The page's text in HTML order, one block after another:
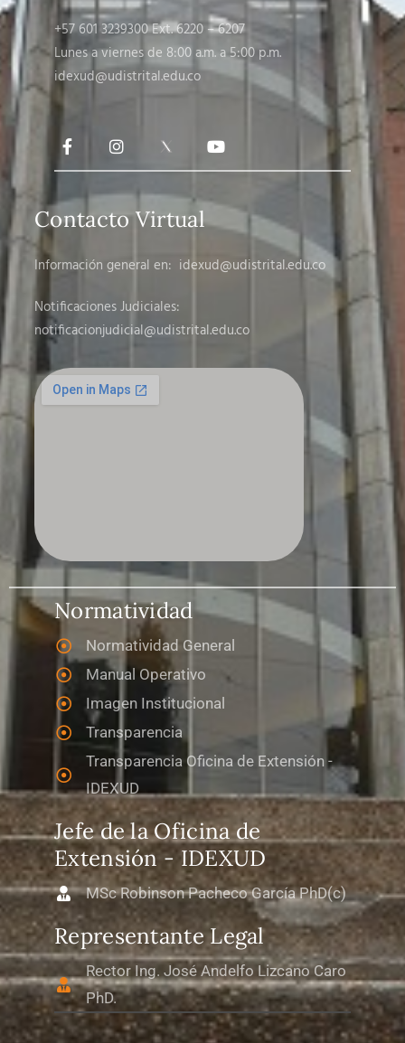
+57 601 3239300 Ext. 6220 – 6207
Lunes a viernes de 8:00 a.m. a 5:00 p.m.
idexud@udistrital.edu.co
Contacto Virtual
Información general en: idexud@udistrital.edu.co
Notificaciones Judiciales:
notificacionjudicial@udistrital.edu.co
Normatividad
Normatividad General
Manual Operativo
Imagen Institucional
Transparencia
Transparencia Oficina de Extensión -
IDEXUD
Jefe de la Oficina de
Extensión - IDEXUD
MSc Robinson Pacheco García PhD(c)
Representante Legal
Rector Ing. José Andelfo Lizcano Caro
PhD.